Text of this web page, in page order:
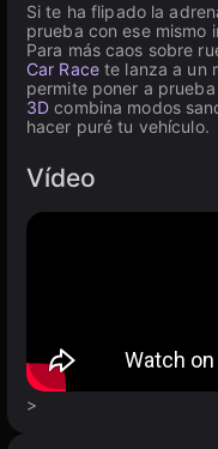
Si te ha flipado la
prueba con ese mismo
Para más caos sobre
Car Racete lanza a un
permite poner a
3D combina modos
hacer puré tu vehículo.
Vídeo
>